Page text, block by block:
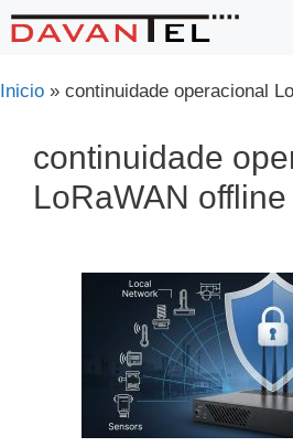
Saltar
para
conteúdo
Inicio » continuidade operacional
continuidade
LoRaWAN offline